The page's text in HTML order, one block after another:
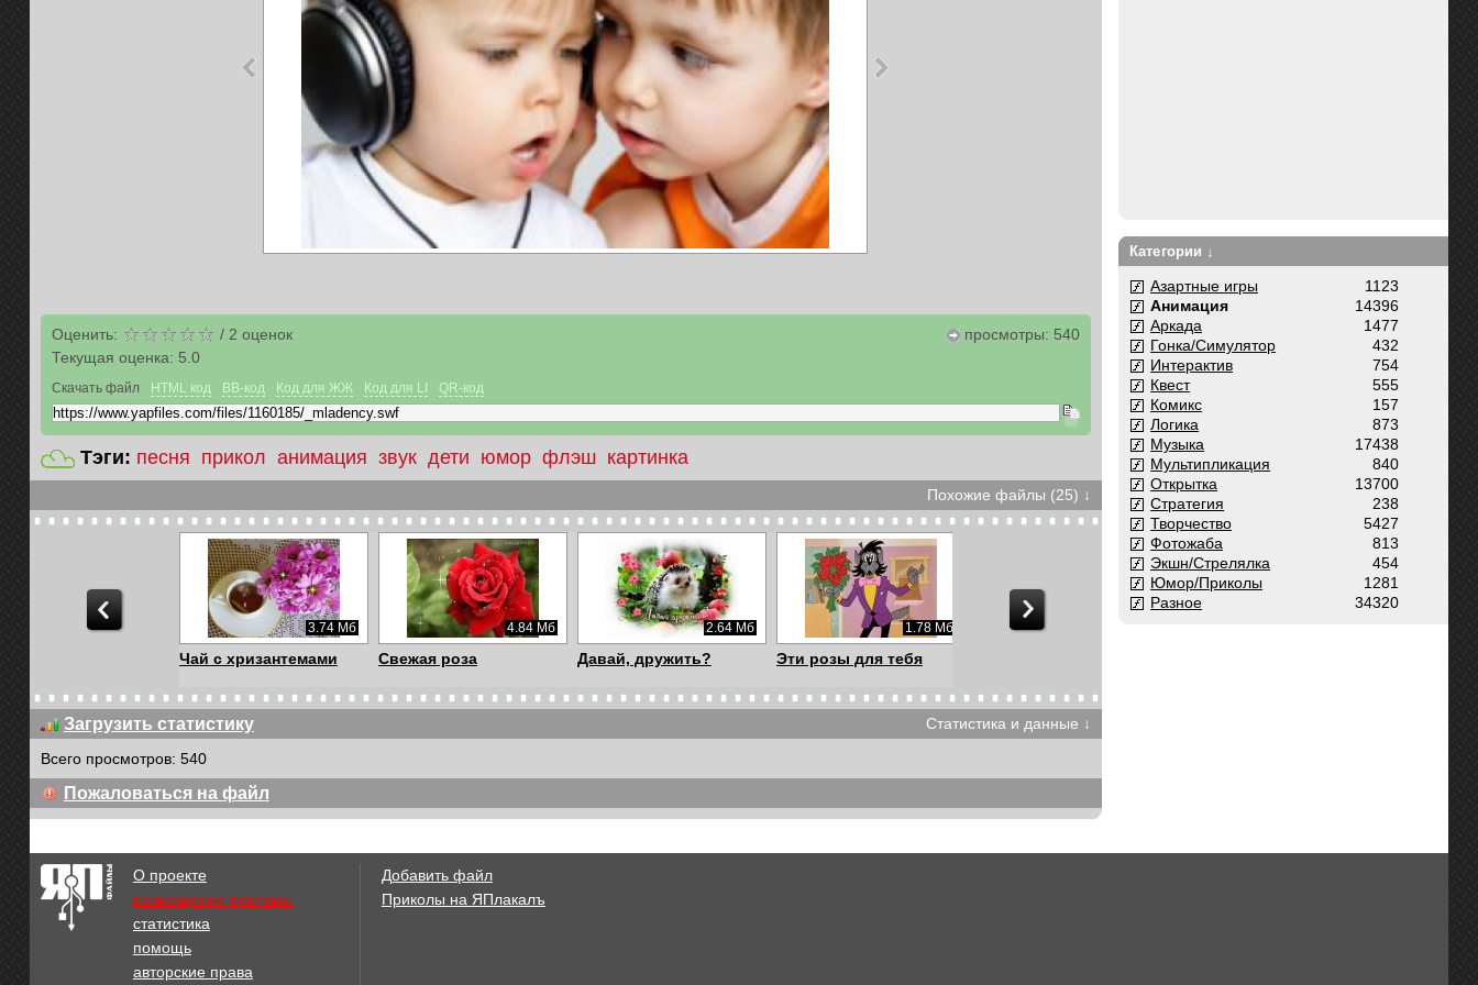
Оценить: / 2 оценок
Текущая оценка: 5.0
просмотры: 540
Скачать файл HTML код BB-код Код для ЖЖ Код для LI QR-код
Тэги: песня прикол анимация звук дети юмор флэш картинка
Похожие файлы (25) ↓
3.74 Мб
Чай с хризантемами
4.84 Мб
Свежая роза
2.64 Мб
Давай, дружить?
1.78 Мб
Эти розы для тебя
159.9 Кб
мишка в сердечке,
1.14 Мб
Победа!
2.01 Мб
Счастья! Любви!
574.94 Кб
С Пасхой!
Пусть счастье тебя
Загрузить статистику
Статистика и данные ↓
Всего просмотров: 540
Пожаловаться на файл
Категории ↓
1123
Азартные игры
14396
Анимация
1477
Аркада
432
Гонка/Симулятор
754
Интерактив
555
Квест
157
Комикс
873
Логика
17438
Музыка
840
Мультипликация
13700
Открытка
238
Стратегия
5427
Творчество
813
Фотожаба
454
Экшн/Стрелялка
1281
Юмор/Приколы
34320
Разное
О проекте
размещение рекламы
статистика
помощь
авторские права
Добавить файл
Приколы на ЯПлакалъ